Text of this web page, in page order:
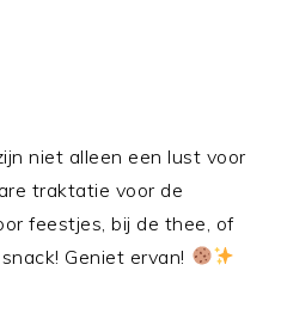
niet alleen een lust voor
traktatie voor de
feestjes, bij de thee, of
Geniet ervan!